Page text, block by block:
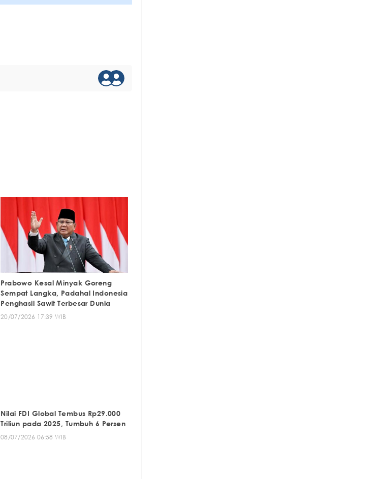
Prabowo Kesal Minyak Goreng
Sempat Langka, Padahal Indonesia
Penghasil Sawit Terbesar Dunia
20/07/2026 17:39 WIB
Nilai FDI Global Tembus Rp29.000
Triliun pada 2025, Tumbuh 6 Persen
08/07/2026 06:58 WIB